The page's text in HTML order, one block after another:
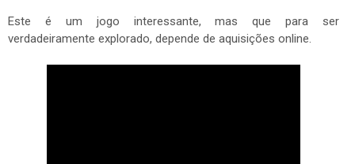
Este é um jogo interessante, mas que para ser
verdadeiramente explorado, depende de aquisições online.